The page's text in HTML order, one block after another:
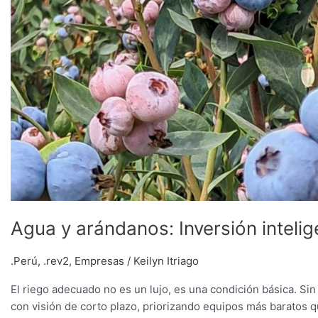
Agua y arándanos: Inversión
.Perú, .rev2, Empresas / Keilyn Itriago
El riego adecuado no es un lujo, es una condición básica.
con visión de corto plazo, priorizando equipos más baratos